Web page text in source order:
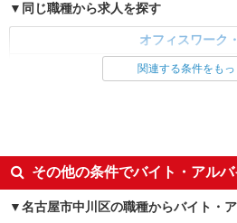
時給1250円
愛知県名古屋市中
山（愛知県）駅 ◆名
間！！
ー/26-0591534
時間相談◎［一人
安心］事務
同じ職種から求人を探す
オフィスワーク
社会保険あり
関連する条件をも
その他の条件でバイト・アル
名古屋市中川区の職種からバイト・